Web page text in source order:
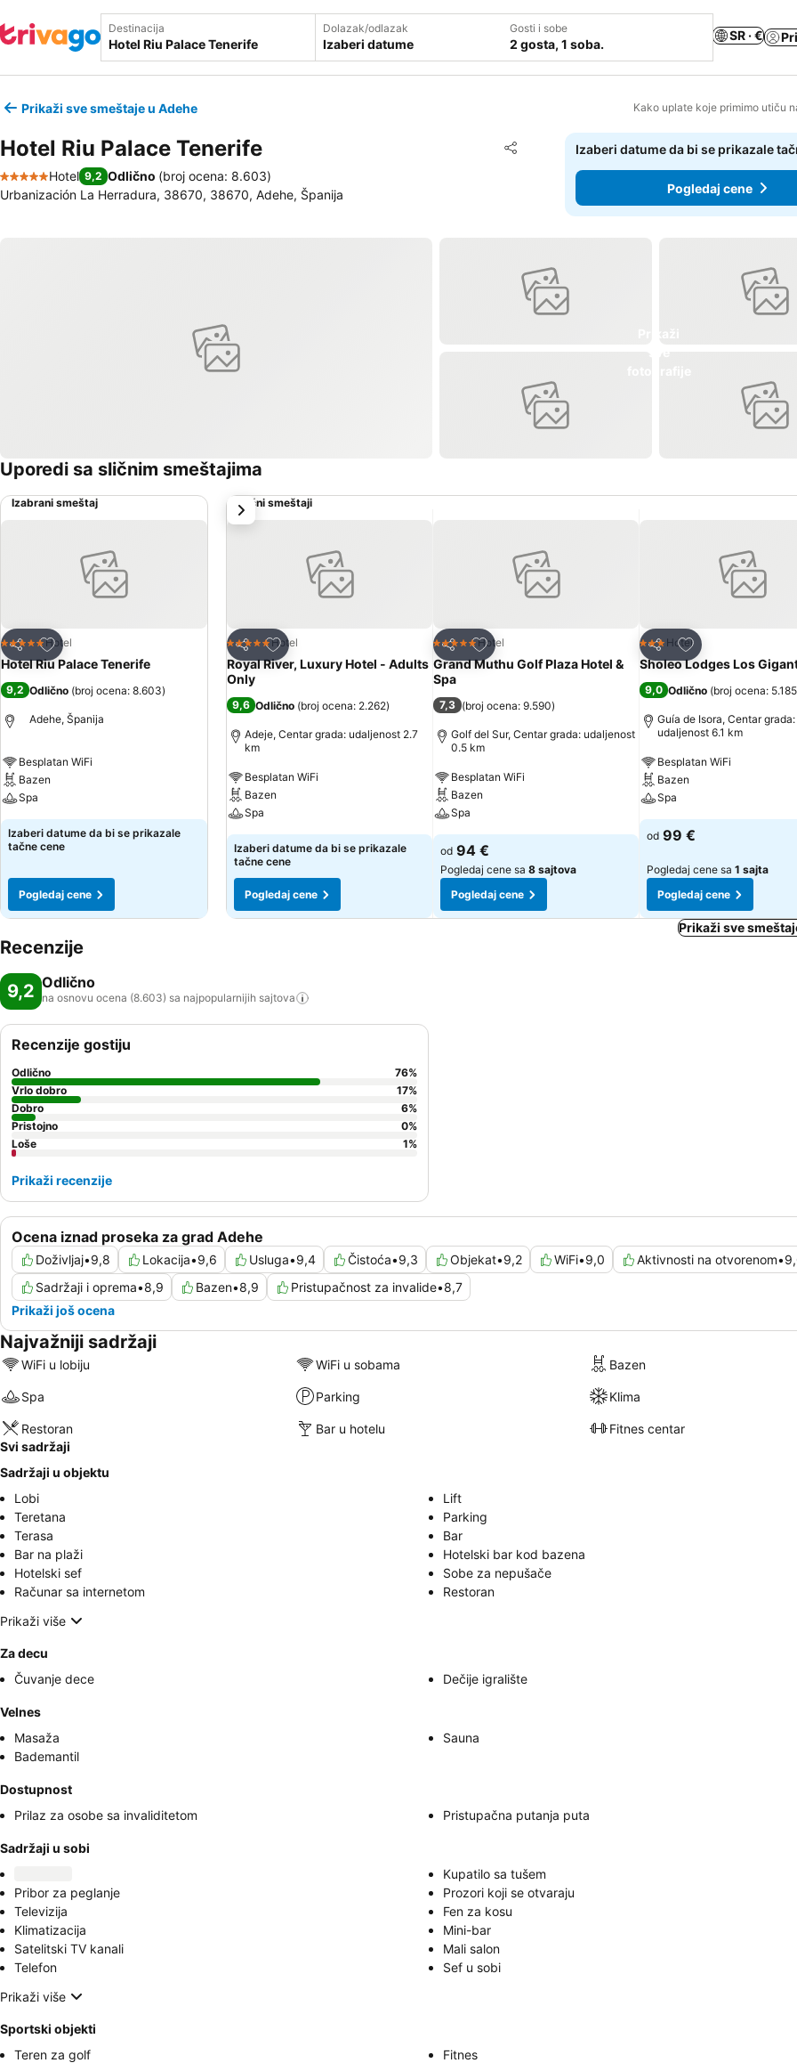
Destinacija Dolazak/odlazak
Izaberi datume
Gosti i sobe
2 gosta, 1 soba.
SR · €
Prikaži sve smeštaje u Adehe Kako uplate koje primimo utiču
Hotel Riu Palace Tenerife Deli
Dodati u favorite
5 Zvezdice
Hotel 9,2 Odlično (broj ocena: 8.603)
Urbanización La Herradura, 38670, 38670, Adehe, Španija
Izaberi datume da bi se prikazale
Pogledaj cene
Uporedi sa sličnim smeštajima
Izabrani smeštaj
Deli
Dodati u favorite
5 ZvezdiceHotel
Hotel Riu Palace Tenerife
9,2 Odlično (broj ocena: 8.603)
Adehe, Španija
Besplatan WiFi
Bazen
Spa
Izaberi datume da bi se prikazale
tačne cene
Pogledaj cene
Slični smeštaji
Deli
Dodati u favorite
5 ZvezdiceHotel
Royal River, Luxury Hotel - Adults
Only
9,6 Odlično (broj ocena: 2.262)
Adeje, Centar grada: udaljenost 2.7
km
Besplatan WiFi
Bazen
Spa
Izaberi datume da bi se prikazale
tačne cene
Pogledaj cene
Deli
Dodati u favorite
5 ZvezdiceHotel
Grand Muthu Golf Plaza Hotel &
Spa
7,3 (broj ocena: 9.590)
Golf del Sur, Centar grada: udaljenost
0.5 km
Besplatan WiFi
Bazen
Spa
od 94 €
Pogledaj cene sa 8 sajtova
Pogledaj cene
Deli
Dodati u favorite
3 Zvezdice
Hotel
Sholeo Lodges Los
9,0 Odlično (broj ocena: 5.185
Guía de Isora, Centar grada:
udaljenost 6.1 km
Besplatan WiFi
Bazen
Spa
od 99 €
Pogledaj cene sa 1 sajta
Pogledaj cene
sledeće
Prikaži sve
Recenzije
9,2 Odlično
na osnovu ocena (8.603) sa najpopularnijih sajtova
Ocena iznad proseka za grad Adehe
Doživljaj•9,8 Lokacija•9,6 Usluga•9,4 Čistoća•9,3 Objekat•9,2 WiFi•9,0 Aktivnosti na otvorenom•
Sadržaji i oprema•8,9 Bazen•8,9 Pristupačnost za invalide•8,7
Prikaži još ocena
Recenzije gostiju
Odlično 76%
Vrlo dobro
17%
Dobro
6%
Pristojno
0%
Loše
1%
Prikaži recenzije
Najvažniji sadržaji
WiFi u lobiju WiFi u sobama Bazen
Spa Parking Klima
Restoran Bar u hotelu
Fitnes centar
Svi sadržaji
Sadržaji u objektu
Lobi
Lift
Teretana
Parking
Terasa
Bar
Bar na plaži
Hotelski bar kod bazena
Hotelski sef
Sobe za nepušače
Računar sa internetom
Restoran
Prikaži više
Za decu
Čuvanje dece
Dečije igralište
Velnes
Masaža
Sauna
Bademantil
Dostupnost
Prilaz za osobe sa invaliditetom
Pristupačna putanja puta
Sadržaji u sobi
Kupatilo sa tušem
Pribor za peglanje
Prozori koji se otvaraju
Televizija
Fen za kosu
Klimatizacija
Mini-bar
Satelitski TV kanali
Mali salon
Telefon
Sef u sobi
Prikaži više
Sportski objekti
Teren za golf
Fitnes